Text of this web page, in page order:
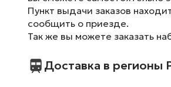
Пункт выдачи заказов
сообщить о приезде.
Так же вы можете заказать
Доставка в регионы